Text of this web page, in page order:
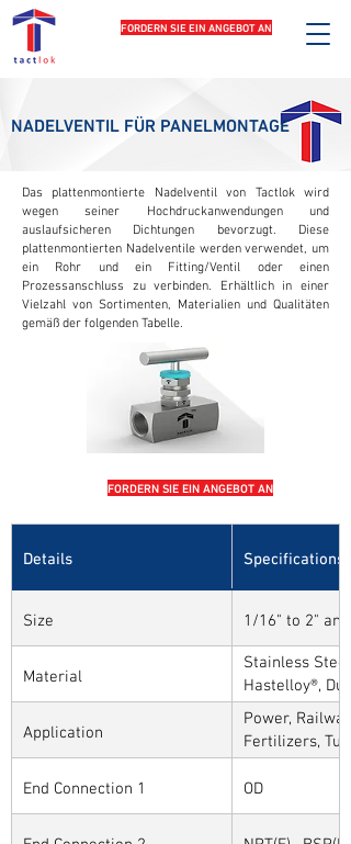
FORDERN SIE EIN ANGEBOT AN
NADELVENTIL FÜR PANELMONTAGE
Das plattenmontierte Nadelventil von Tactlok wird
wegen seiner Hochdruckanwendungen und
auslaufsicheren Dichtungen bevorzugt. Diese
plattenmontierten Nadelventile werden verwendet, um
ein Rohr und ein Fitting/Ventil oder einen
Prozessanschluss zu verbinden. Erhältlich in einer
Vielzahl von Sortimenten, Materialien und Qualitäten
gemäß der folgenden Tabelle.
FORDERN SIE EIN ANGEBOT AN
Details Specifications
Size 1/16" to 2"
Material
Stainless
Hastelloy®,
Alloys
Application
Power,
Fertilizers,
Sytems, Paper
End Connection 1
OD